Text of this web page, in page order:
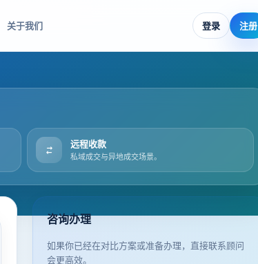
关于我们 登录 注册
远程收款
私域成交与异地成交场景。
咨询办理
如果你已经在对比方案或准备办理，直接联系顾问
会更高效。